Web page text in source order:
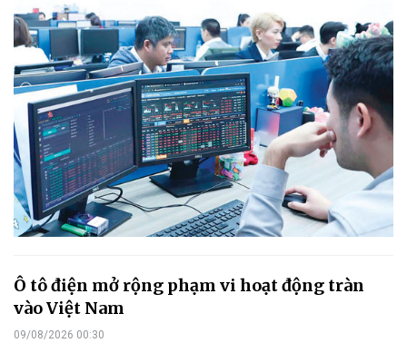
Ô tô điện mở rộng phạm vi hoạt động tràn
vào Việt Nam
09/08/2026 00:30